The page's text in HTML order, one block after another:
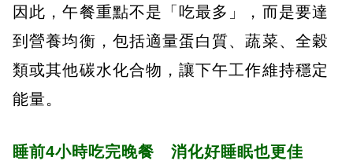
因此，午餐重點不是「吃最多」，而是要達
到營養均衡，包括適量蛋白質、蔬菜、全穀
類或其他碳水化合物，讓下午工作維持穩定
能量。
睡前4小時吃完晚餐 消化好睡眠也更佳